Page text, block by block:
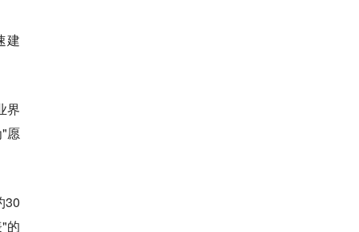
建
界
愿
30
的